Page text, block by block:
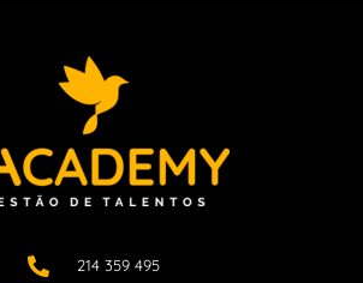
214 359 495